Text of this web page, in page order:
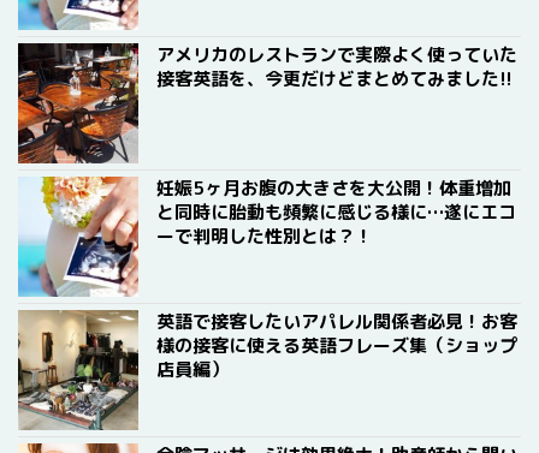
アメリカのレストランで実際よく使っていた
接客英語を、今更だけどまとめてみました!!
妊娠5ヶ月お腹の大きさを大公開！体重増加
と同時に胎動も頻繁に感じる様に…遂にエコ
ーで判明した性別とは？！
英語で接客したいアパレル関係者必見！お客
様の接客に使える英語フレーズ集（ショップ
店員編）